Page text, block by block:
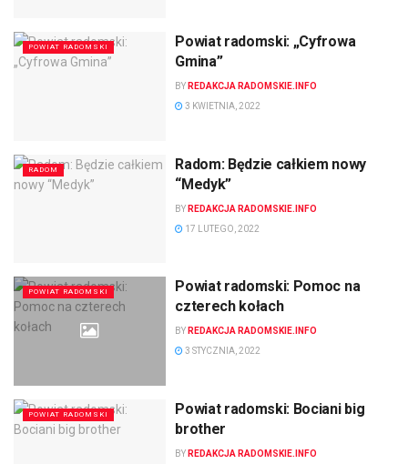
POWIAT RADOMSKI
Powiat radomski: „Cyfrowa
Gmina”
BY REDAKCJA RADOMSKIE.INFO
3 KWIETNIA, 2022
RADOM
Radom: Będzie całkiem nowy
“Medyk”
BY REDAKCJA RADOMSKIE.INFO
17 LUTEGO, 2022
POWIAT RADOMSKI
Powiat radomski: Pomoc na
czterech kołach
BY REDAKCJA RADOMSKIE.INFO
3 STYCZNIA, 2022
POWIAT RADOMSKI
Powiat radomski: Bociani big
brother
BY REDAKCJA RADOMSKIE.INFO